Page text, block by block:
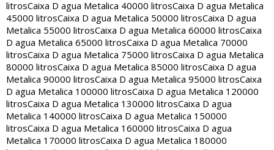
litrosCaixa D agua Metalica 40000 litrosCaixa D agua Metalica
45000 litrosCaixa D agua Metalica 50000 litrosCaixa D agua
Metalica 55000 litrosCaixa D agua Metalica 60000 litrosCaixa
D agua Metalica 65000 litrosCaixa D agua Metalica 70000
litrosCaixa D agua Metalica 75000 litrosCaixa D agua Metalica
80000 litrosCaixa D agua Metalica 85000 litrosCaixa D agua
Metalica 90000 litrosCaixa D agua Metalica 95000 litrosCaixa
D agua Metalica 100000 litrosCaixa D agua Metalica 120000
litrosCaixa D agua Metalica 130000 litrosCaixa D agua
Metalica 140000 litrosCaixa D agua Metalica 150000
litrosCaixa D agua Metalica 160000 litrosCaixa D agua
Metalica 170000 litrosCaixa D agua Metalica 180000